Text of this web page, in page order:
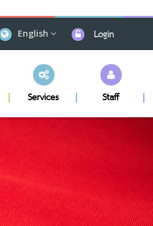
English Login
Services Staff